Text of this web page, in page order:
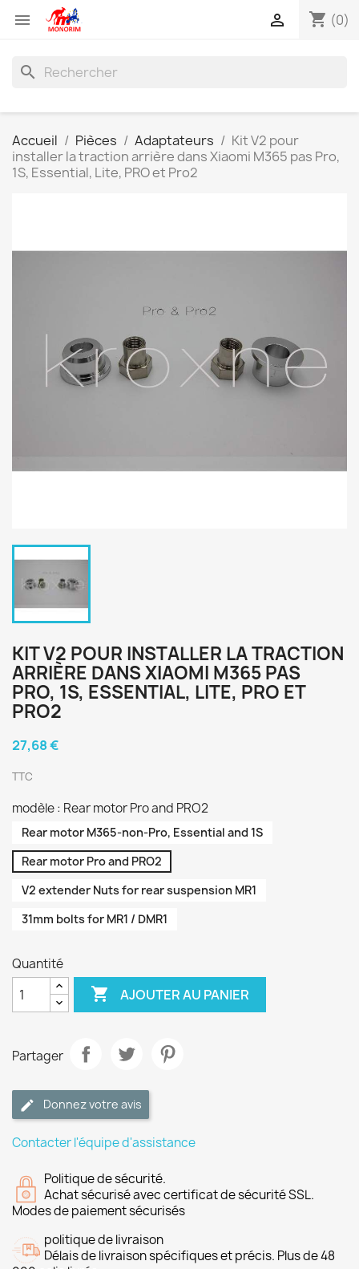
 shopping_cart (0)

search
Accueil Pièces Adaptateurs
Kit V2 pour
installer la traction arrière dans Xiaomi M365 pas Pro,
1S, Essential, Lite, PRO et Pro2
KIT V2 POUR INSTALLER LA TRACTION
ARRIÈRE DANS XIAOMI M365 PAS
PRO, 1S, ESSENTIAL, LITE, PRO ET
PRO2
27,68 €
TTC
modèle : Rear motor Pro and PRO2
Rear motor M365-non-Pro, Essential and 1S
Rear motor Pro and PRO2
V2 extender Nuts for rear suspension MR1
31mm bolts for MR1 / DMR1
Quantité
 AJOUTER AU PANIER
Partager
Donnez votre avis
Contacter l'équipe d'assistance
Politique de sécurité.
Achat sécurisé avec certificat de sécurité SSL.
Modes de paiement sécurisés
politique de livraison
Délais de livraison spécifiques et précis. Plus de 48